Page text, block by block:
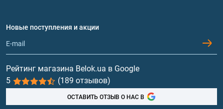
питания более эффективным;
В мире спорта ВСАА еще называют «мышечными»
аминокислотами, благодаря активному воздействию,
которое они оказывают на рост мускулатуры.
Тяжелоатлеты, представители пауэрлифтинга и прочих
силовых видов спорта, а также приверженцы фитнеса,
Обмен и возврат
Протеин
Гейнеры
Витамины и минералы
Рыбий жир, жирные кислоты
Новые поступления и акции
Рейтинг магазина Belok.ua в Google
5
(189 отзывов)
ОСТАВИТЬ ОТЗЫВ О НАС В